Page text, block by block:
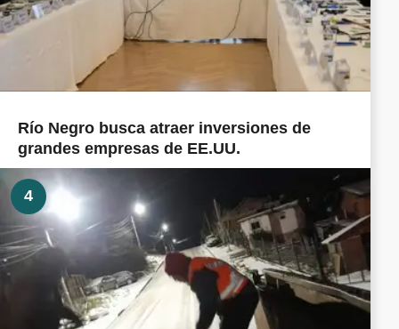
Río Negro busca atraer inversiones de
grandes empresas de EE.UU.
4